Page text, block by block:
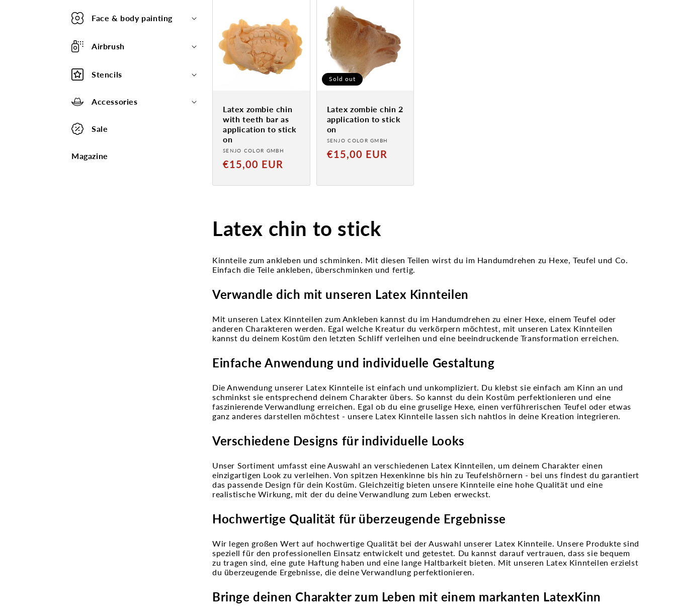
Face & body painting
Airbrush
Stencils
Accessories
Sale
Magazine
Latex zombie chin
with teeth bar as
application to stick
on
Provider:
SENJO COLOR GMBH
Normal
€15,00 EUR
Sold out
Latex zombie chin 2
application to stick
on
Provider:
SENJO COLOR GMBH
Normal
€15,00 EUR
Latex chin to stick
Kinnteile zum ankleben und schminken. Mit diesen Teilen wirst du im Handumdrehen zu Hexe, Teufel und Co.
Einfach die Teile ankleben, überschminken und fertig.
Verwandle dich mit unseren Latex Kinnteilen
Mit unseren Latex Kinnteilen zum Ankleben kannst du im Handumdrehen zu einer Hexe, einem Teufel oder
anderen Charakteren werden. Egal welche Kreatur du verkörpern möchtest, mit unseren Latex Kinnteilen
kannst du deinem Kostüm den letzten Schliff verleihen und eine beeindruckende Transformation erreichen.
Einfache Anwendung und individuelle Gestaltung
Die Anwendung unserer Latex Kinnteile ist einfach und unkompliziert. Du klebst sie einfach am Kinn an und
schminkst sie entsprechend deinem Charakter übers. So kannst du dein Kostüm perfektionieren und eine
faszinierende Verwandlung erreichen. Egal ob du eine gruselige Hexe, einen verführerischen Teufel oder etwas
ganz anderes darstellen möchtest - unsere Latex Kinnteile lassen sich nahtlos in deine Kreation integrieren.
Verschiedene Designs für individuelle Looks
Unser Sortiment umfasst eine Auswahl an verschiedenen Latex Kinnteilen, um deinem Charakter einen
einzigartigen Look zu verleihen. Von spitzen Hexenkinne bis hin zu Teufelshörnern - bei uns findest du garantiert
das passende Design für dein Kostüm. Gleichzeitig bieten unsere Kinnteile eine hohe Qualität und eine
realistische Wirkung, mit der du deine Verwandlung zum Leben erweckst.
Hochwertige Qualität für überzeugende Ergebnisse
Wir legen großen Wert auf hochwertige Qualität bei der Auswahl unserer Latex Kinnteile. Unsere Produkte sind
speziell für den professionellen Einsatz entwickelt und getestet. Du kannst darauf vertrauen, dass sie bequem
zu tragen sind, eine gute Haftung haben und eine lange Haltbarkeit bieten. Mit unseren Latex Kinnteilen erzielst
du überzeugende Ergebnisse, die deine Verwandlung perfektionieren.
Bringe deinen Charakter zum Leben mit einem markanten LatexKinn